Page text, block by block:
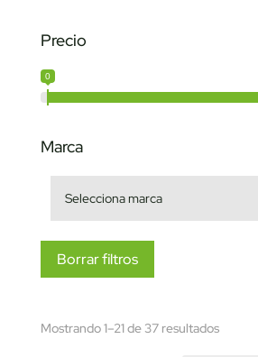
Precio
0
Marca
Borrar filtros
Mostrando 1–21 de 37 resultadosSorted